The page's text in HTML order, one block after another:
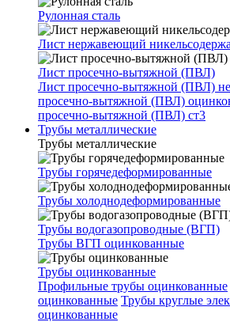
Рулонная сталь
Лист нержавеющий
Лист просечно-вытяжной (ПВЛ)
Лист просечно-вытяжной (ПВЛ)
просечно-вытяжной (ПВЛ)
просечно-вытяжной (ПВЛ) ст3
Трубы металлические
Трубы металлические
Трубы горячедеформированные
Трубы холоднодеформированные
Трубы водогазопроводные (ВГП)
Трубы ВГП оцинкованные
Трубы оцинкованные
Профильные трубы оцинкованные
оцинкованные Трубы круглые
оцинкованные